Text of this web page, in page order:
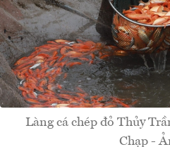
Làng cá chép đỏ Thủy
Chạp -